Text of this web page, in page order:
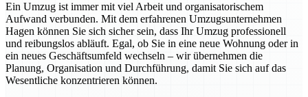
Ein Umzug ist immer mit viel Arbeit und organisatorischem
Aufwand verbunden. Mit dem erfahrenen Umzugsunternehmen
Hagen können Sie sich sicher sein, dass Ihr Umzug professionell
und reibungslos abläuft. Egal, ob Sie in eine neue Wohnung oder in
ein neues Geschäftsumfeld wechseln – wir übernehmen die
Planung, Organisation und Durchführung, damit Sie sich auf das
Wesentliche konzentrieren können.